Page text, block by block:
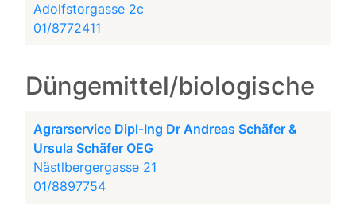
Adolfstorgasse 2c
01/8772411
Düngemittel/biologische
Agrarservice Dipl-Ing Dr Andreas Schäfer &
Ursula Schäfer OEG
Nästlbergergasse 21
01/8897754